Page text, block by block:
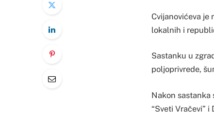
Cvijanovićeva je
lokalnih i
Sastanku u
poljoprivrede,
Nakon sastanka
“Sveti Vračevi” i